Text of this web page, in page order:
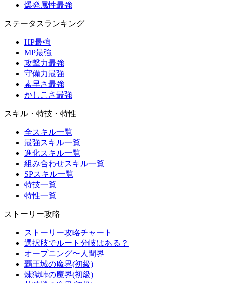
爆発属性最強
ステータスランキング
HP最強
MP最強
攻撃力最強
守備力最強
素早さ最強
かしこさ最強
スキル・特技・特性
全スキル一覧
最強スキル一覧
進化スキル一覧
組み合わせスキル一覧
SPスキル一覧
特技一覧
特性一覧
ストーリー攻略
ストーリー攻略チャート
選択肢でルート分岐はある？
オープニング〜人間界
覇王城の魔界(初級)
煉獄峠の魔界(初級)